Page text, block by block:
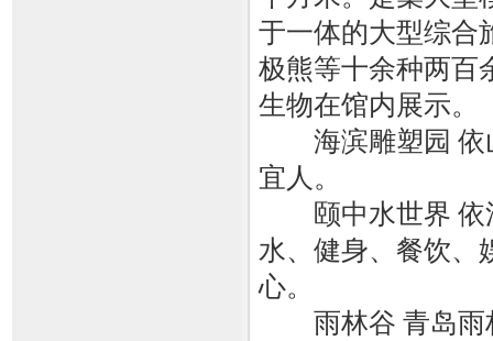
于一体的大型综合
极熊等十余种两百
生物在馆内展示。
海滨雕塑园 依
宜人。
颐中水世界 依
水、健身、餐饮、
心。
雨林谷 青岛雨